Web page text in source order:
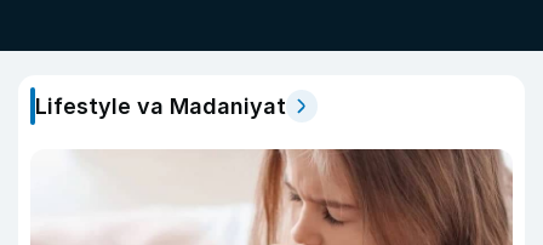
Lifestyle va Madaniyat